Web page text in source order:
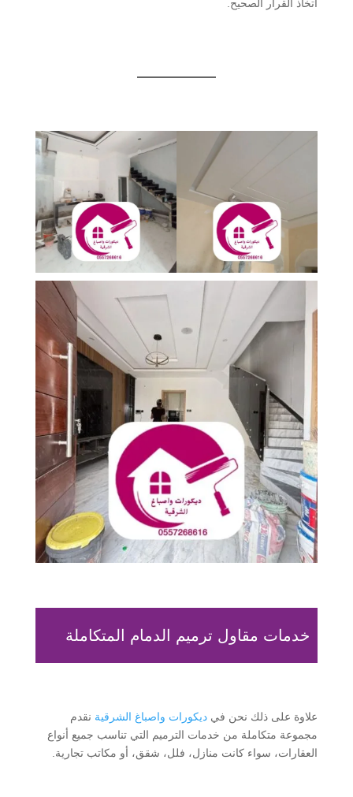
اتخاذ القرار الصحيح.
خدمات مقاول ترميم الدمام المتكاملة
علاوة على ذلك نحن في ديكورات واصباغ الشرقية نقدم
مجموعة متكاملة من خدمات الترميم التي تناسب جميع أنواع
العقارات، سواء كانت منازل، فلل، شقق، أو مكاتب تجارية.